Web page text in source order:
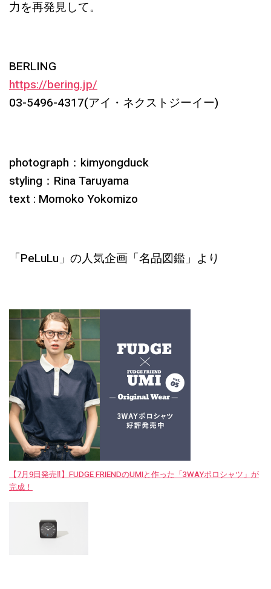
力を再発見して。
BERLING
https://bering.jp/
03-5496-4317(アイ・ネクストジーイー)
photograph：kimyongduck
styling：Rina Taruyama
text : Momoko Yokomizo
「PeLuLu」の人気企画「名品図鑑」より
【7月9日発売‼︎】FUDGE FRIENDのUMIと作った「3WAYポロシャツ」が
完成！